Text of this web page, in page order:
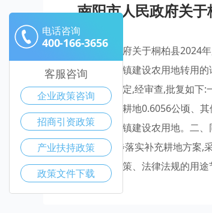
南阳市人民政府关
南阳市人民政府关于桐柏县2024
年度第十批乡镇建设农用地转用
及有关政策规定,经审查,批复如下
经济组织集体耕地0.6056公顷、
年度第十批乡镇建设农用地。二
厅备案,进一步落实补充耕地方案,
照国家产业政策、法律法规的用
电话咨询
400-166-3656
客服咨询
企业政策咨询
招商引资政策
产业扶持政策
政策文件下载